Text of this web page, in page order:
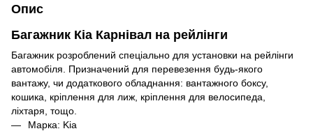
Опис
Багажник Кіа Карнівал на рейлінги
Багажник розроблений спеціально для установки на рейлінги
автомобіля. Призначений для перевезення будь-якого
вантажу, чи додаткового обладнання: вантажного боксу,
кошика, кріплення для лиж, кріплення для велосипеда,
ліхтаря, тощо.
Марка: Kia